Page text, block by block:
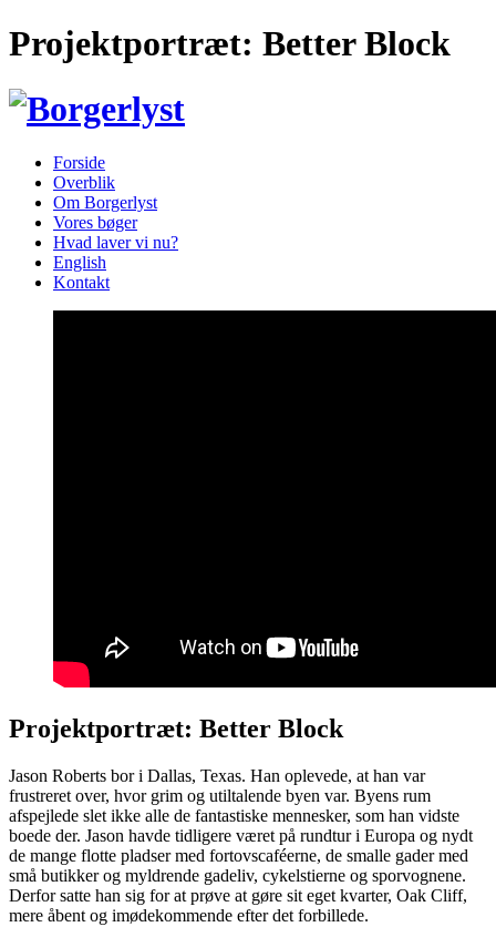
Projektportræt: Better Block
Forside
Overblik
Om Borgerlyst
Vores bøger
Hvad laver vi nu?
English
Kontakt
Projektportræt: Better Block
Jason Roberts bor i Dallas, Texas. Han oplevede, at han var
frustreret over, hvor grim og utiltalende byen var. Byens rum
afspejlede slet ikke alle de fantastiske mennesker, som han vidste
boede der. Jason havde tidligere været på rundtur i Europa og nydt
de mange flotte pladser med fortovscaféerne, de smalle gader med
små butikker og myldrende gadeliv, cykelstierne og sporvognene.
Derfor satte han sig for at prøve at gøre sit eget kvarter, Oak Cliff,
mere åbent og imødekommende efter det forbillede.